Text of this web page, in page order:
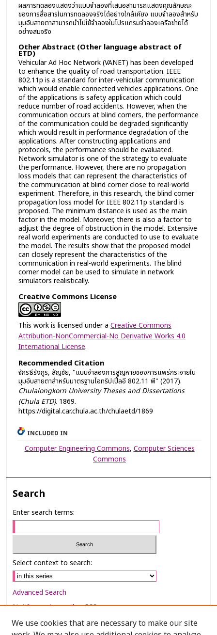
ผลการทดลองแสดงว่าแบบจำลองที่เสนอสามารถแสดงคุณลักษณะ
ของการสื่อสารในการทดลองจริงได้อย่างใกล้เคียง แบบจำลองสำหรับ
มุมอับสายตาสามารถนำไปใช้จำลองในโปรแกรมจำลองเครือข่ายได้
อย่างสมจริง
Other Abstract (Other language abstract of
ETD)
Vehicular Ad Hoc Network (VANET) has been developed
to enhance the quality of road transportation. IEEE
802.11p is a standard for inter-vehicular communication
which would enable connected vehicles applications. One
of the applications is safety application which could
reduce number of road accidents. However, when the
communication occurs at blind corners, the performance
of the communication could be degraded significantly
which would result in performance degradation of the
applications. After constructing applications and
protocols, the performance should be evaluated.
Network simulator is one of the strategy to evaluate
the performance. However, there are no propagation
loss models that can represent the characteristics of
the communication at blind corner close to real-world
experiment. Therefore, in this research, the blind corner
propagation loss model for IEEE 802.11p standard is
proposed. The minimum distance is used as the main
factor in the model. Moreover, there is also a factor to
adjust the degree of obstruction in the model. Extensive
real world experiments are conducted to use to evaluate
the model. The results show that the proposed model
can closely represent the characteristics of the
communication in real-world experiments. The blind
corner model can be used to simulate in network
simulators realistically.
Creative Commons License
This work is licensed under a Creative Commons
Attribution-NonCommercial-No Derivative Works 4.0
International License.
Recommended Citation
จักรธีรังกูร, สัญชัย, "แบบจำลองการสูญหายของการแพร่กระจายใน
มุมอับสายตาสำหรับมาตรฐานไอทริปเปิ้ลอี 802.11 พี" (2017).
Chulalongkorn University Theses and Dissertations
(Chula ETD). 1869.
https://digital.car.chula.ac.th/chulaetd/1869
INCLUDED IN
Computer Engineering Commons, Computer Sciences
Commons
Search
Enter search terms:
Select context to search:
Advanced Search
Notify me via email orRSS
Browse
We use cookies that are necessary to make our site